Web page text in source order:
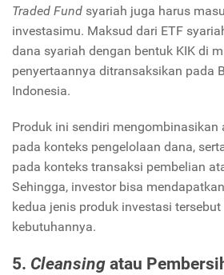
Traded Fund syariah juga harus
investasimu. Maksud dari ETF
dana syariah dengan bentuk KIK di
penyertaannya ditransaksikan pada
Indonesia.
Produk ini sendiri mengombinasikan
pada konteks pengelolaan dana,
pada konteks transaksi pembelian
Sehingga, investor bisa
kedua jenis produk investasi
kebutuhannya.
5. Cleansing atau